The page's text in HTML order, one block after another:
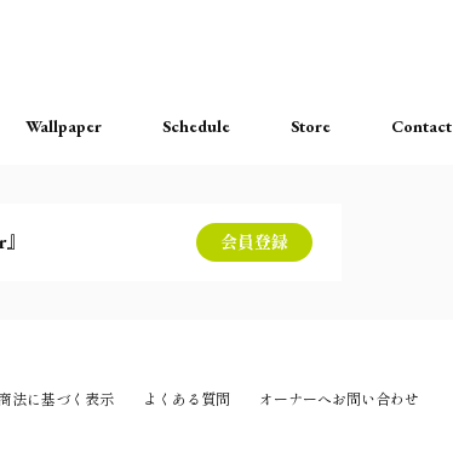
Wallpaper Schedule Store Contact
会員登録
法に基づく表示 よくある質問 オーナーへお問い合わせ